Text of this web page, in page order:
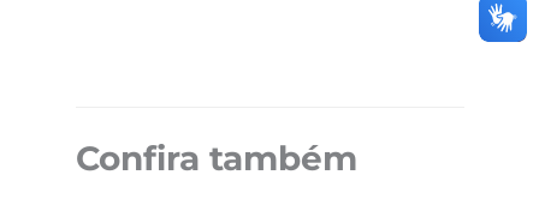
Confira também